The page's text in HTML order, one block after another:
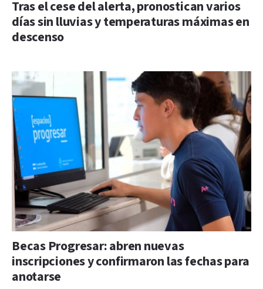
Tras el cese del alerta, pronostican varios
días sin lluvias y temperaturas máximas en
descenso
Becas Progresar: abren nuevas
inscripciones y confirmaron las fechas para
anotarse